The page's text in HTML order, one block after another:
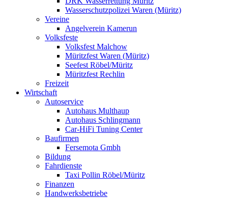
Wasserschutzpolizei Waren (Müritz)
Vereine
Angelverein Kamerun
Volksfeste
Volksfest Malchow
Müritzfest Waren (Müritz)
Seefest Röbel/Müritz
Müritzfest Rechlin
Freizeit
Wirtschaft
Autoservice
Autohaus Multhaup
Autohaus Schlingmann
Car-HiFi Tuning Center
Baufirmen
Fersemota Gmbh
Bildung
Fahrdienste
Taxi Pollin Röbel/Müritz
Finanzen
Handwerksbetriebe